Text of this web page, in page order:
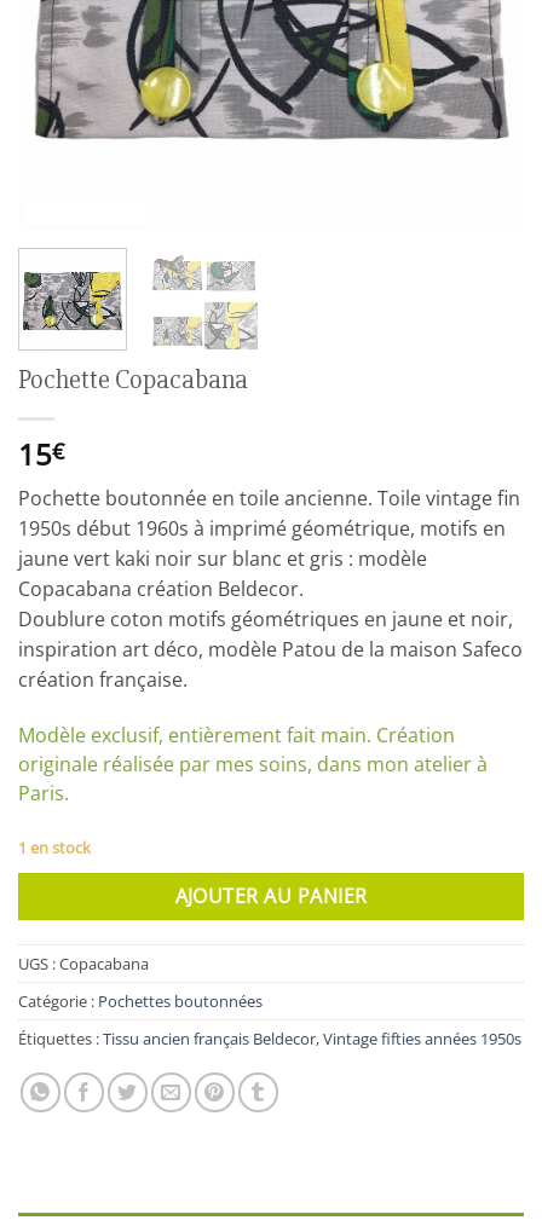
Pochette Copacabana
15€
Pochette boutonnée en toile ancienne. Toile vintage fin
1950s début 1960s à imprimé géométrique, motifs en
jaune vert kaki noir sur blanc et gris : modèle
Copacabana création Beldecor.
Doublure coton motifs géométriques en jaune et noir,
inspiration art déco, modèle Patou de la maison Safeco
création française.
Modèle exclusif, entièrement fait main. Création
originale réalisée par mes soins, dans mon atelier à
Paris.
1 en stock
AJOUTER AU PANIER
UGS :Copacabana
Catégorie : Pochettes boutonnées
Étiquettes :Tissu ancien français Beldecor,Vintage fifties années 1950s